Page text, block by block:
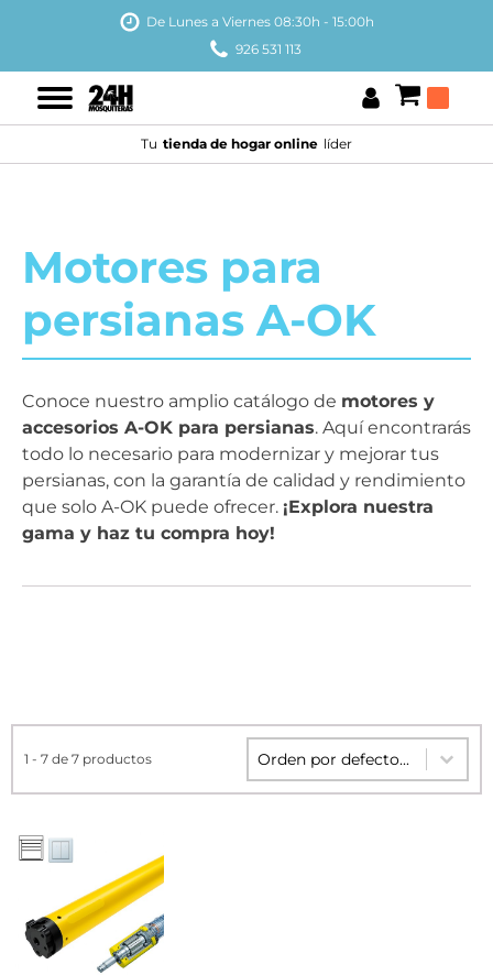
De Lunes a Viernes 08:30h - 15:00h
926 531 113
Tu tienda de hogar online líder
Motores para
persianas A-OK
Conoce nuestro amplio catálogo de motores y
accesorios A-OK para persianas. Aquí encontrarás
todo lo necesario para modernizar y mejorar tus
persianas, con la garantía de calidad y rendimiento
que solo A-OK puede ofrecer. ¡Explora nuestra
gama y haz tu compra hoy!
1 - 7 de 7 productos Sort content
Sort content